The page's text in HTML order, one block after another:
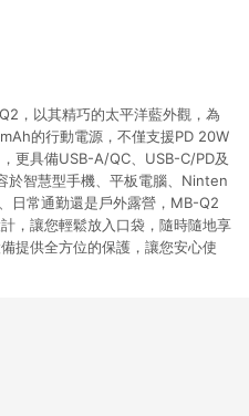
、火箭跨境優質選品不限金
，以其精巧的太平洋藍外觀，為
的行動電源，不僅支援PD 20W
更具備USB-A/QC、USB-C/PD及
於智慧型手機、平板電腦、Ninten
日常通勤還是戶外露營，MB-Q2
，讓您輕鬆放入口袋，隨時隨地享
提供全方位的保護，讓您安心使